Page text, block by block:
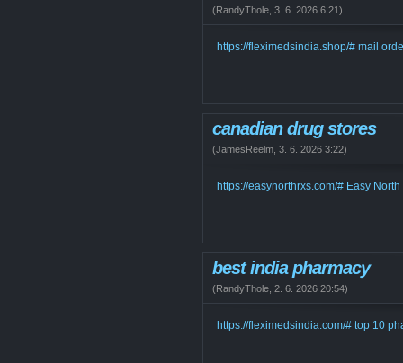
(RandyThole 3. 6. 2026 6:21)
https://fleximedsindia.shop/# mail
canadian drug stores
(JamesReelm 3. 6. 2026 3:22)
https://easynorthrxs.com/# Easy North
best india pharmacy
(RandyThole 2. 6. 2026 20:54)
https://fleximedsindia.com/# top 10